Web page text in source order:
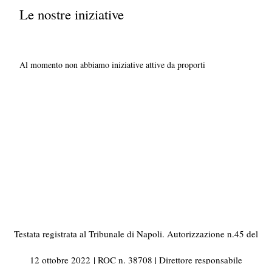
Le nostre iniziative
Al momento non abbiamo iniziative attive da proporti
Testata registrata al Tribunale di Napoli. Autorizzazione n.45 del
12 ottobre 2022 | ROC n. 38708 | Direttore responsabile